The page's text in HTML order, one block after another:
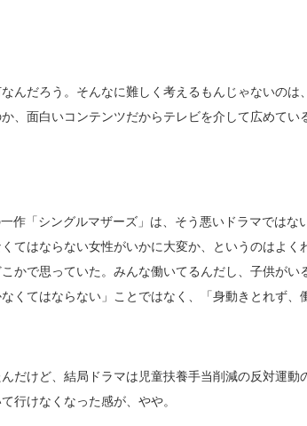
んだろう。そんなに難しく考えるもんじゃないのは
、面白いコンテンツだからテレビを介して広めて
作「シングルマザーズ」は、そう悪いドラマでは
てはならない女性がいかに大変か、というのはよ
かで思っていた。みんな働いてるんだし、子供が
くてはならない」ことではなく、「身動きとれず、
だけど、結局ドラマは児童扶養手当削減の反対運動
行けなくなった感が、やや。